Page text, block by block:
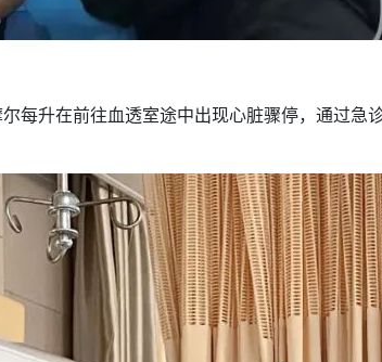
每升在前往血透室途中出现心脏骤停，通过急